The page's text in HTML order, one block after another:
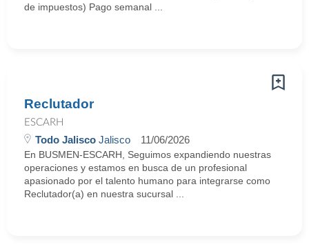
de impuestos) Pago semanal ...
Reclutador
ESCARH
Todo Jalisco Jalisco 11/06/2026
En BUSMEN-ESCARH, Seguimos expandiendo nuestras
operaciones y estamos en busca de un profesional
apasionado por el talento humano para integrarse como
Reclutador(a) en nuestra sucursal ...